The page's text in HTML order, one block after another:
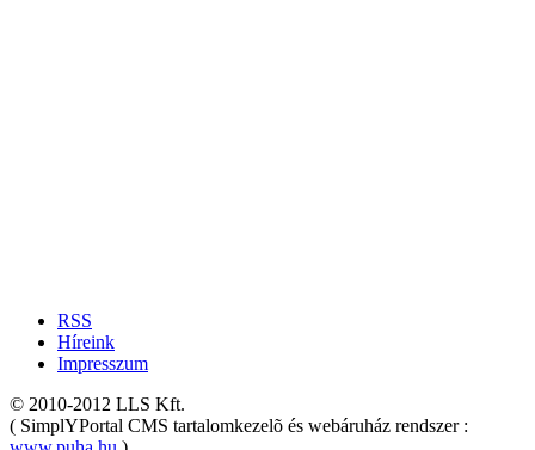
RSS
Híreink
Impresszum
© 2010-2012 LLS Kft.
( SimplYPortal CMS tartalomkezelõ és webáruház rendszer :